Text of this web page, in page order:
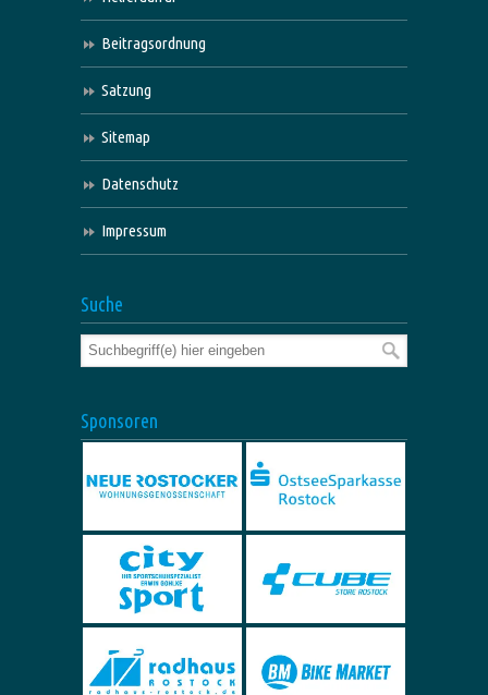
Beitragsordnung
Satzung
Sitemap
Datenschutz
Impressum
Suche
Sponsoren